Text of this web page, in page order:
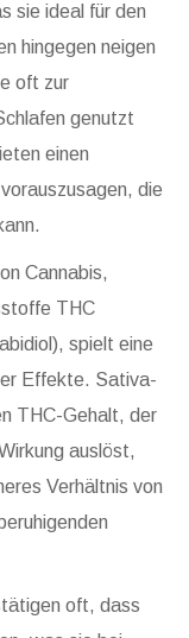
sie ideal für den
hingegen neigen
oft zur
genutzt
einen
die
Cannabis,
THC
spielt eine
Effekte. Sativa-
THC-Gehalt, der
auslöst,
Verhältnis von
oft, dass